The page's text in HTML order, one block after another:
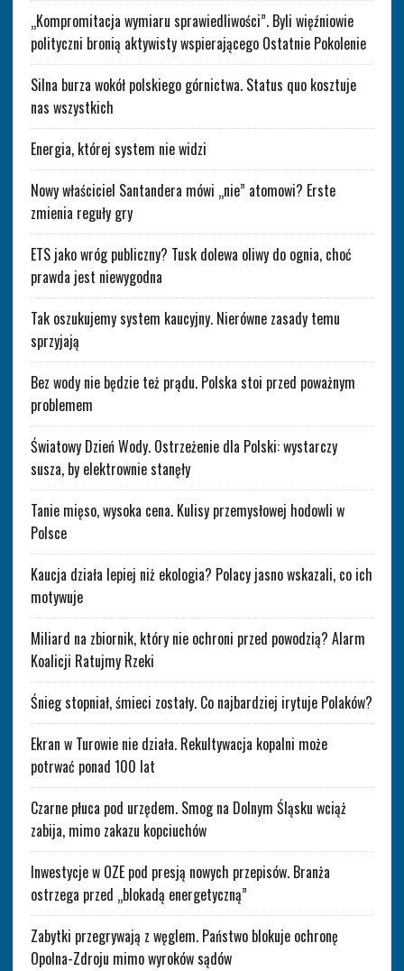
„Kompromitacja wymiaru sprawiedliwości”. Byli więźniowie
polityczni bronią aktywisty wspierającego Ostatnie Pokolenie
Silna burza wokół polskiego górnictwa. Status quo kosztuje
nas wszystkich
Energia, której system nie widzi
Nowy właściciel Santandera mówi „nie” atomowi? Erste
zmienia reguły gry
ETS jako wróg publiczny? Tusk dolewa oliwy do ognia, choć
prawda jest niewygodna
Tak oszukujemy system kaucyjny. Nierówne zasady temu
sprzyjają
Bez wody nie będzie też prądu. Polska stoi przed poważnym
problemem
Światowy Dzień Wody. Ostrzeżenie dla Polski: wystarczy
susza, by elektrownie stanęły
Tanie mięso, wysoka cena. Kulisy przemysłowej hodowli w
Polsce
Kaucja działa lepiej niż ekologia? Polacy jasno wskazali, co ich
motywuje
Miliard na zbiornik, który nie ochroni przed powodzią? Alarm
Koalicji Ratujmy Rzeki
Śnieg stopniał, śmieci zostały. Co najbardziej irytuje Polaków?
Ekran w Turowie nie działa. Rekultywacja kopalni może
potrwać ponad 100 lat
Czarne płuca pod urzędem. Smog na Dolnym Śląsku wciąż
zabija, mimo zakazu kopciuchów
Inwestycje w OZE pod presją nowych przepisów. Branża
ostrzega przed „blokadą energetyczną”
Zabytki przegrywają z węglem. Państwo blokuje ochronę
Opolna-Zdroju mimo wyroków sądów